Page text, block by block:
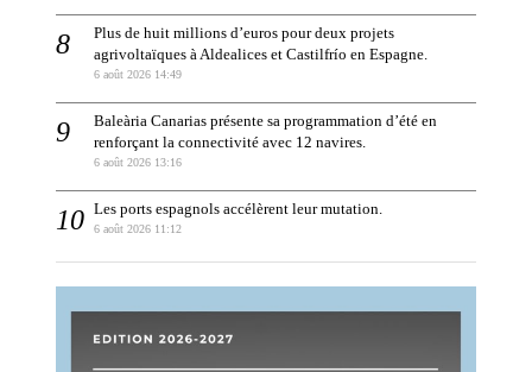
Plus de huit millions d’euros pour deux projets
agrivoltaïques à Aldealices et Castilfrío en Espagne.
6 août 2026 14:49
Baleària Canarias présente sa programmation d’été en
renforçant la connectivité avec 12 navires.
6 août 2026 13:16
Les ports espagnols accélèrent leur mutation.
6 août 2026 11:12